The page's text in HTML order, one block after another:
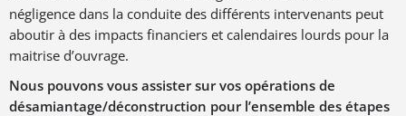
négligence dans la conduite des différents intervenants peut
aboutir à des impacts financiers et calendaires lourds pour la
maitrise d’ouvrage.
Nous pouvons vous assister sur vos opérations de
désamiantage/déconstruction pour l’ensemble des étapes